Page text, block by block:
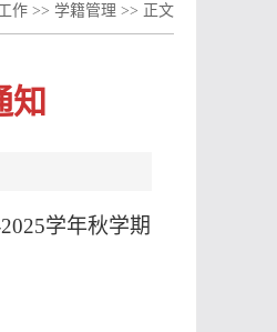
作 >> 学籍管理 >> 正文
知
学年秋学期